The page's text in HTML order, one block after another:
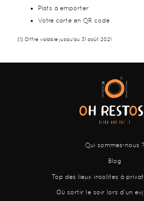
Plats à emporter
Votre carte en QR code
(1) Offre valable jusqu'au 31 août 2021
Qui sommes-nous ?
Blog
Top des lieux insolites à
Où sortir le soir lors d’un